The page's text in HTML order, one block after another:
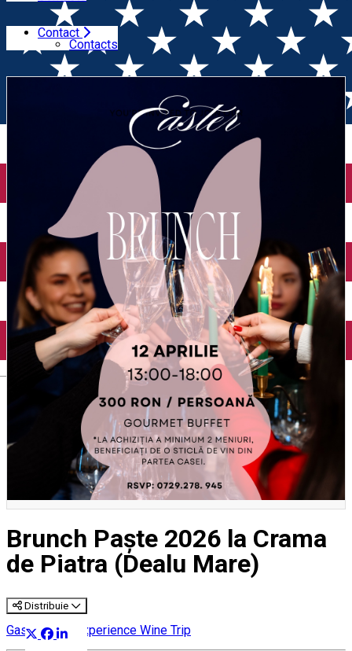
Contact
Contacts
Home EVENTS
Brunch Paște 2026 la Crama de Piatra
(Dealu Mare)
Brunch Paște 2026 la Crama
de Piatra (Dealu Mare)
Distribuie
Gastronomy Experience Wine Trip